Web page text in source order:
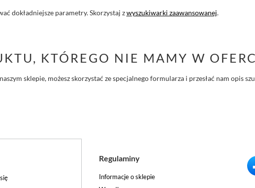
dokładniejsze parametry. Skorzystaj zwyszukiwarki zaawansowanej.
KTÓREGO NIE MAMY W
sklepie, możesz skorzystać ze specjalnego formularza i przesłać nam opis
Regulaminy
Informacje o sklepie